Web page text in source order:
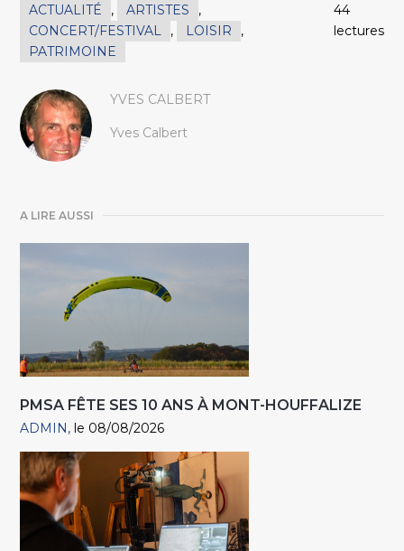
ACTUALITÉ , ARTISTES
,
CONCERT/FESTIVAL
, LOISIR
,
PATRIMOINE
44
lectures
YVES CALBERT
Yves Calbert
A LIRE AUSSI
PMSA FÊTE SES 10 ANS À MONT-HOUFFALIZE
ADMIN le 08/08/2026